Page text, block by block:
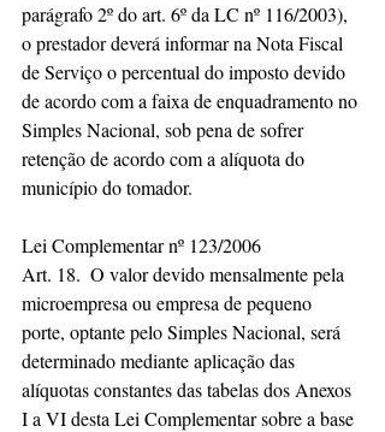
parágrafo 2º do art. 6º da LC nº 116/2003),
o prestador deverá informar na Nota Fiscal
de Serviço o percentual do imposto devido
de acordo com a faixa de enquadramento no
Simples Nacional, sob pena de sofrer
retenção de acordo com a alíquota do
município do tomador.
Lei Complementar nº 123/2006
Art. 18.  O valor devido mensalmente pela
microempresa ou empresa de pequeno
porte, optante pelo Simples Nacional, será
determinado mediante aplicação das
alíquotas constantes das tabelas dos Anexos
I a VI desta Lei Complementar sobre a base